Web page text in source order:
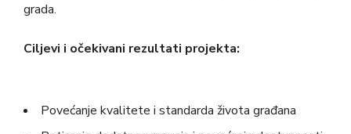
grada.
Ciljevi i očekivani rezultati projekta:
Povećanje kvalitete i standarda života građana